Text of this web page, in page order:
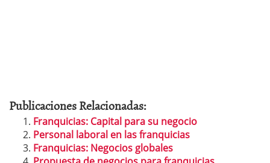
Publicaciones Relacionadas:
Franquicias: Capital para su negocio
Personal laboral en las franquicias
Franquicias: Negocios globales